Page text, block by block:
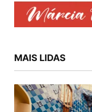
MAIS LIDAS